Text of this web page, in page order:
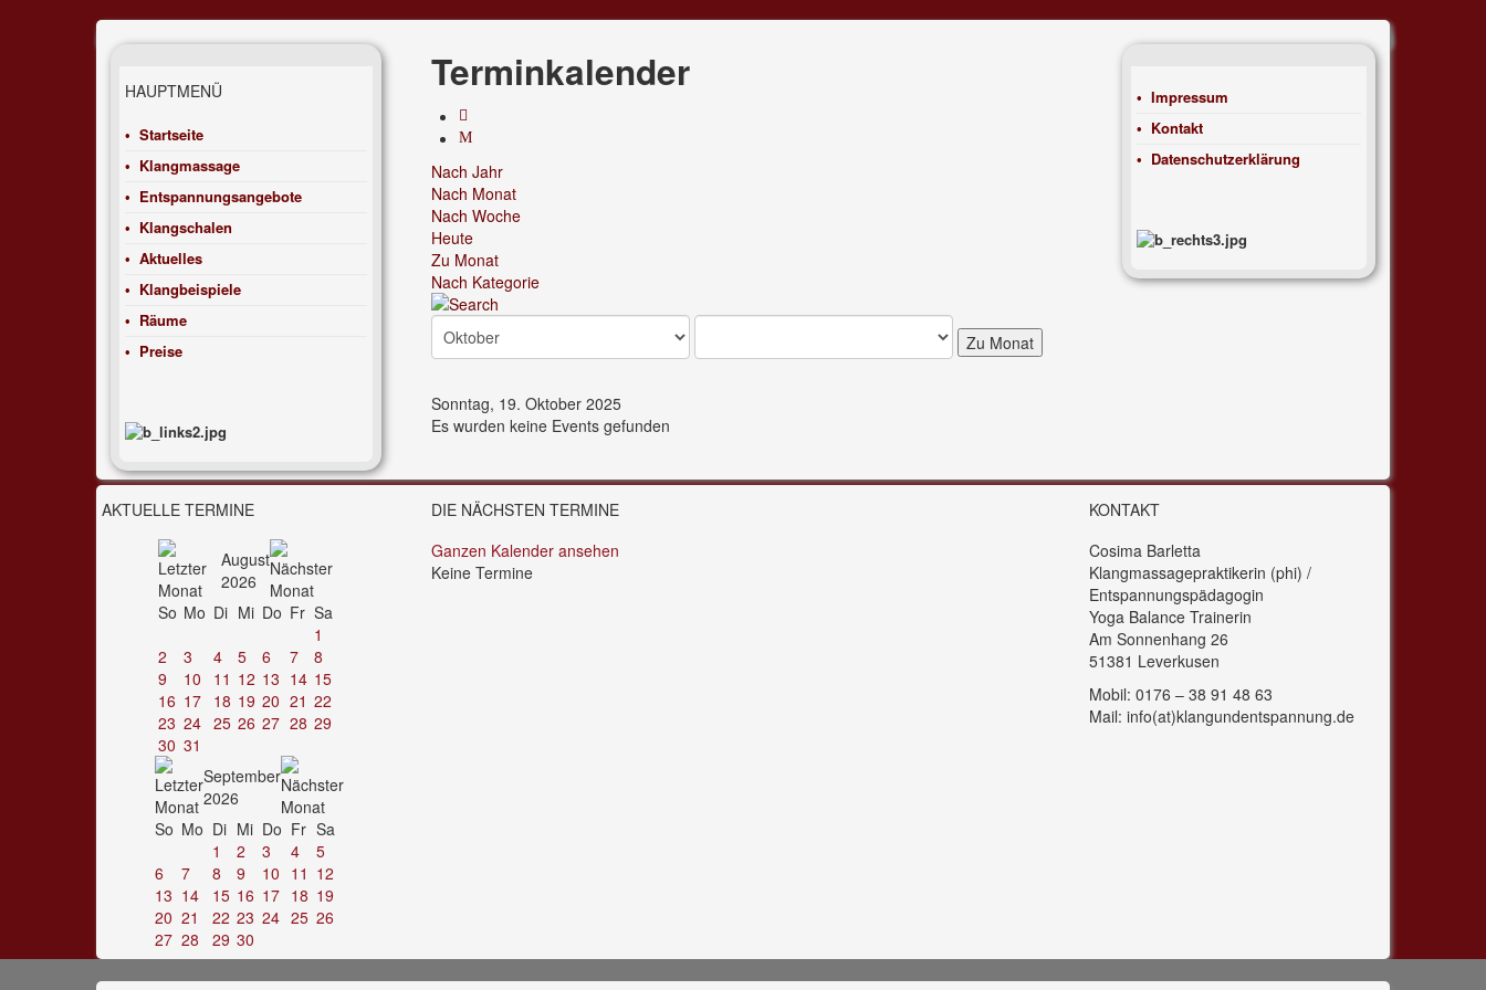
HAUPTMENÜ
Startseite
Klangmassage
Entspannungsangebote
Klangschalen
Aktuelles
Klangbeispiele
Räume
Preise
Terminkalender
Nach Jahr
Nach Monat
Nach Woche
Heute
Zu Monat
Nach Kategorie
Zu Monat
Sonntag, 19. Oktober 2025
Es wurden keine Events gefunden
Impressum
Kontakt
Datenschutzerklärung
AKTUELLE TERMINE
August
2026
So Mo Di Mi Do Fr Sa
1
2
3 4 5 6 7
8
9
10 11 12 13 14 15
16 17 18 19 20 21 22
23 24 25 26 27 28 29
30 31
September
2026
So Mo Di Mi Do Fr Sa
1
2 3 4
5
6
7 8 9 10 11 12
13 14 15 16 17 18 19
20 21 22 23 24 25 26
27 28 29 30
DIE NÄCHSTEN TERMINE
Ganzen Kalender ansehen
Keine Termine
KONTAKT
Cosima Barletta
Klangmassagepraktikerin (phi) /
Entspannungspädagogin
Yoga Balance Trainerin
Am Sonnenhang 26
51381 Leverkusen
Mobil: 0176 – 38 91 48 63
Mail: info(at)klangundentspannung.de